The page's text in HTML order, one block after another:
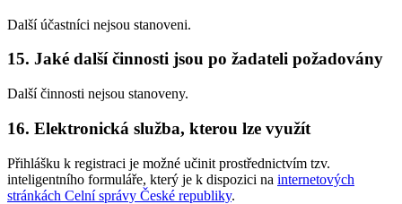
Další účastníci nejsou stanoveni.
15. Jaké další činnosti jsou po žadateli požadovány
Další činnosti nejsou stanoveny.
16. Elektronická služba, kterou lze využít
Přihlášku k registraci je možné učinit prostřednictvím tzv.
inteligentního formuláře, který je k dispozici na internetových
stránkách Celní správy České republiky.